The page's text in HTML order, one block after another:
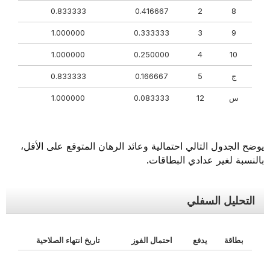
0.416667
0.833333
0.333333
1.000000
10
0.250000
1.000000
0.166667
0.833333
س 12
0.083333
1.000000
يوضح الجدول التالي احتمالية وعائد الرهان المتوقع على الأقل،
بالنسبة لغير عدادي البطاقات.
التحليل السفلي
بطاقة يدفع احتمال الفوز تاريخ انتهاء الصلاحية